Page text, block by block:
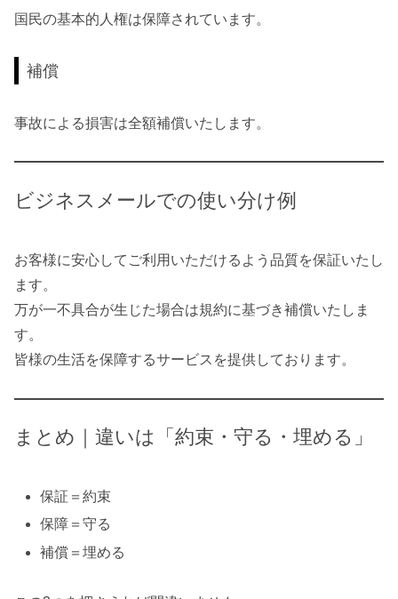
国民の基本的人権は保障されています。
補償
事故による損害は全額補償いたします。
ビジネスメールでの使い分け例
お客様に安心してご利用いただけるよう品質を保証いたし
ます。
万が一不具合が生じた場合は規約に基づき補償いたしま
す。
皆様の生活を保障するサービスを提供しております。
まとめ｜違いは「約束・守る・埋める」
保証＝約束
保障＝守る
補償＝埋める